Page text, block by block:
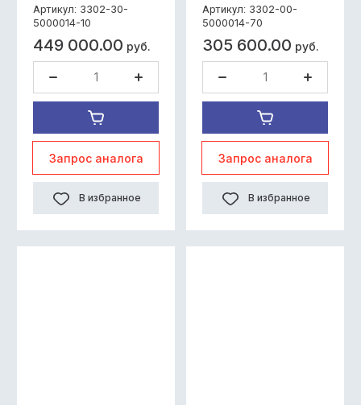
Габариты,мм:Высота-1857;Длина-2914;Ширина-2047
Вес,кг:286
Артикул: 3302-30-
5000014-10
449 000.00 руб.
Запрос аналога
В избранное
простой цвет
Артикул: 3302-00-
5000014-70
305 600.00 руб.
Запрос аналога
В избранное